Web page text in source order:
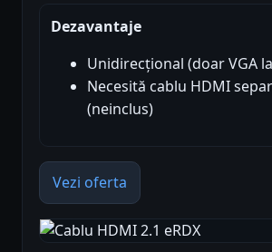
Dezavantaje
Unidirecțional (doar VGA
Necesită cablu HDMI
(neinclus)
Vezi oferta